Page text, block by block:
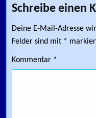
Schreibe einen
Deine E-Mail-Adresse
Felder sind mit *
Kommentar *